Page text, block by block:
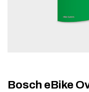
Bosch eBike